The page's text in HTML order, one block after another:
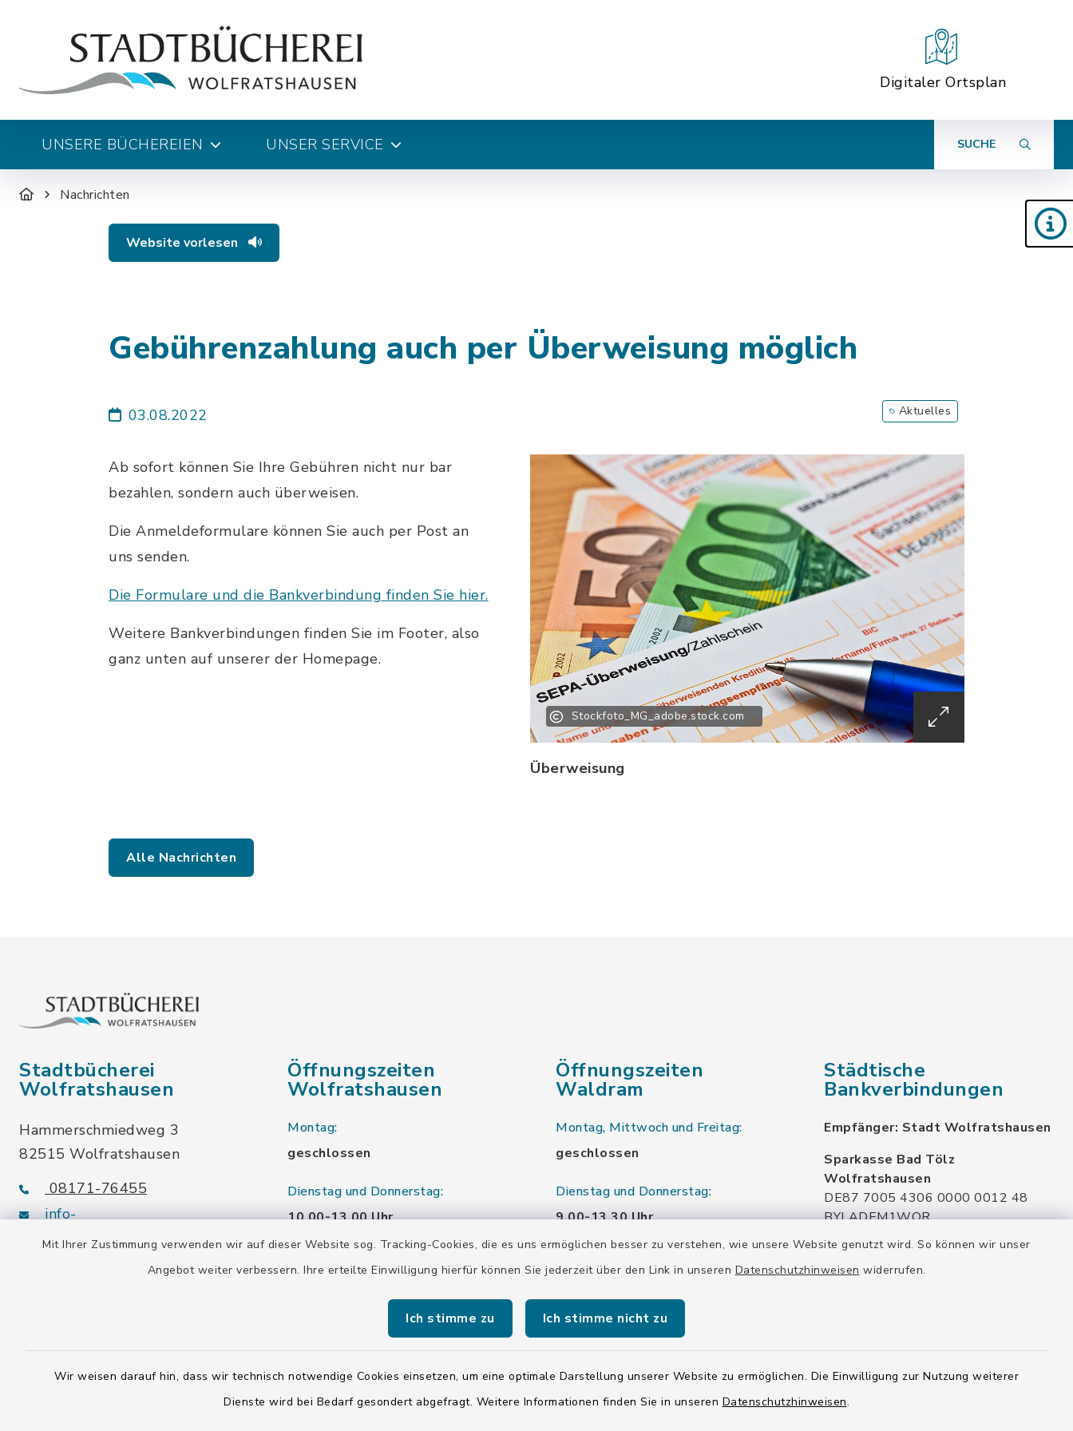
Mit Ihrer Zustimmung verwenden wir auf dieser Website sog. Tracking-Cookies, die es uns ermöglichen besser zu verstehen, wie unsere Website genutzt wird. So können wir unser
Angebot weiter verbessern. Ihre erteilte Einwilligung hierfür können Sie jederzeit über den Link in unseren Datenschutzhinweisen widerrufen.
Ich stimme zu Ich stimme nicht zu
Wir weisen darauf hin, dass wir technisch notwendige Cookies einsetzen, um eine optimale Darstellung unserer Website zu ermöglichen. Die Einwilligung zur Nutzung weiterer
Dienste wird bei Bedarf gesondert abgefragt. Weitere Informationen finden Sie in unseren Datenschutzhinweisen.
Digitaler Ortsplan
UNSERE BÜCHEREIEN UNSER SERVICE SUCHE
Nachrichten
Website vorlesen
Gebührenzahlung auch per Überweisung möglich
03.08.2022 Aktuelles
Stockfoto_MG_adobe.stock.com
Überweisung
Ab sofort können Sie Ihre Gebühren nicht nur bar
bezahlen, sondern auch überweisen.
Die Anmeldeformulare können Sie auch per Post an
uns senden.
Die Formulare und die Bankverbindung finden Sie hier.
Weitere Bankverbindungen finden Sie im Footer, also
ganz unten auf unserer der Homepage.
Alle Nachrichten
Stadtbücherei
Wolfratshausen
Hammerschmiedweg 3
82515 Wolfratshausen
08171-76455
info-
82515 Wolfratshausen
Öffnungszeiten
Wolfratshausen
Montag:
geschlossen
Dienstag und Donnerstag:
10.00-13.00 Uhr
Freitag:
10.00-18.00 Uhr
Öffnungszeiten
Waldram
Montag, Mittwoch und Freitag:
geschlossen
Dienstag und Donnerstag:
9.00-13.30 Uhr
16.00-18.00 Uhr
10.00-12.00 Uhr
Städtische
Bankverbindungen
Empfänger: Stadt Wolfratshausen
Sparkasse Bad Tölz
Wolfratshausen
DE87 7005 4306 0000 0012 48
BYLADEM1WOR
VR Bank München Land eG
DE02 7016 6486 0005 7037 35
DE20 7002 0270 3630 1010 09